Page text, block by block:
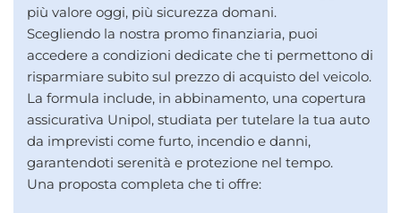
più valore oggi, più sicurezza domani.
Scegliendo la nostra promo finanziaria, puoi
accedere a condizioni dedicate che ti permettono di
risparmiare subito sul prezzo di acquisto del veicolo.
La formula include, in abbinamento, una copertura
assicurativa Unipol, studiata per tutelare la tua auto
da imprevisti come furto, incendio e danni,
garantendoti serenità e protezione nel tempo.
Una proposta completa che ti offre: